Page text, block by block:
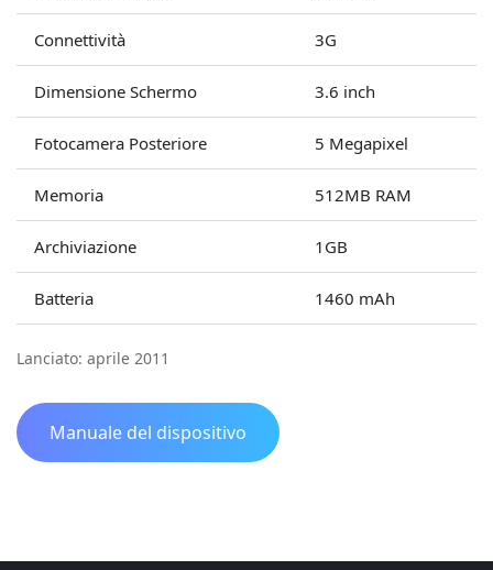
Connettività 3G
Dimensione Schermo 3.6 inch
Fotocamera Posteriore 5 Megapixel
Memoria 512MB RAM
Archiviazione 1GB
Batteria 1460 mAh
Lanciato: aprile 2011
Manuale del dispositivo